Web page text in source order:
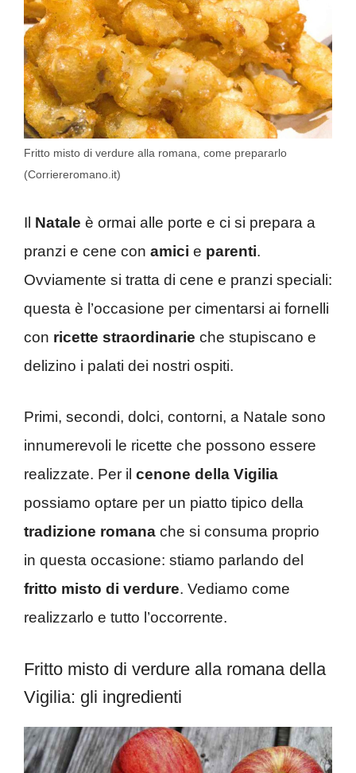
Fritto misto di verdure alla romana, come prepararlo
(Corriereromano.it)
Il Natale è ormai alle porte e ci si prepara a
pranzi e cene con amici e parenti.
Ovviamente si tratta di cene e pranzi speciali:
questa è l’occasione per cimentarsi ai fornelli
con ricette straordinarie che stupiscano e
delizino i palati dei nostri ospiti.
Primi, secondi, dolci, contorni, a Natale sono
innumerevoli le ricette che possono essere
realizzate. Per il cenone della Vigilia
possiamo optare per un piatto tipico della
tradizione romana che si consuma proprio
in questa occasione: stiamo parlando del
fritto misto di verdure. Vediamo come
realizzarlo e tutto l’occorrente.
Fritto misto di verdure alla romana della
Vigilia: gli ingredienti